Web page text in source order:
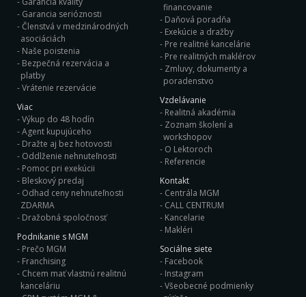
Garancia serióznosti
Členstvá v medzinárodných
asociáciách
Naše poistenia
Bezpečná rezervácia a
platby
Vrátenie rezervácie
Viac
Výkup do 48 hodín
Agent kupujúceho
Dražte aj bez hotovosti
Oddlženie nehnuteľnosti
Pomoc pri exekúcii
Bleskový predaj
Odhad ceny nehnuteľnosti
ZDARMA
Dražobná spoločnosť
Podnikanie s MGM
Prečo MGM
Franchising
Chcem mať vlastnú realitnú
kanceláriu
financovanie
Daňová poradňa
Exekúcie a dražby
Pre realitné kancelárie
Pre realitných maklérov
Zmluvy, dokumenty a
poradenstvo
Vzdelávanie
Realitná akadémia
Zoznam školení a
workshopov
O Lektoroch
Referencie
Kontakt
Centrála MGM
CALL CENTRUM
Kancelarie
Makléri
Sociálne siete
Facebook
Instagram
Všeobecné podmienky